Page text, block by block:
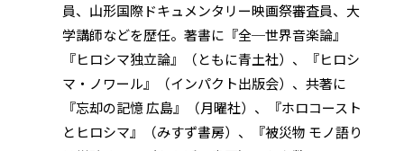
員、山形国際ドキュメンタリー映画祭審査員、大
学講師などを歴任。著書に『全─世界音楽論』
『ヒロシマ独立論』（ともに青土社）、『ヒロシ
マ・ノワール』（インパクト出版会）、共著に
『忘却の記憶 広島』（月曜社）、『ホロコースト
とヒロシマ』（みすず書房）、『被災物 モノ語り